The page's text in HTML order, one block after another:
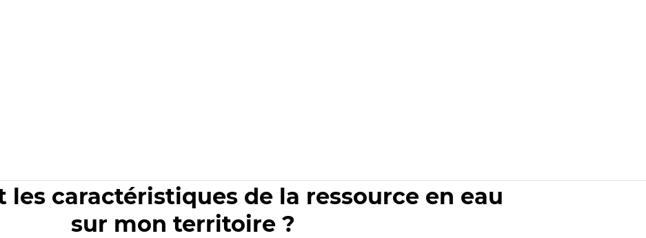
les caractéristiques de la ressource en eau
sur mon territoire ?